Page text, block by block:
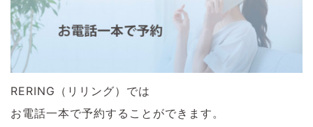
RERING（リリング）では
お電話一本で予約することができます。